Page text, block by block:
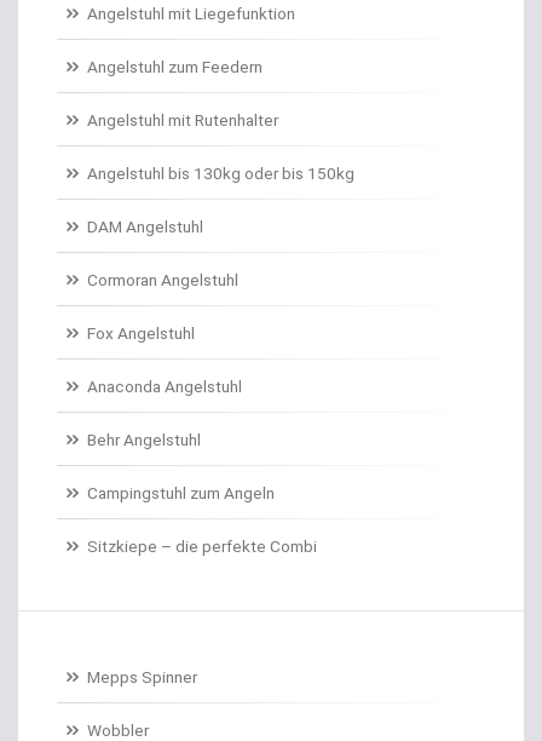
Angelschnur Waller
Angelschnur Zander/Barsch
Angelstühle
Angelstuhl Behr
Anti Tangle Booms
Assist Hooks
Auftriebskugeln
Auftriebssysteme für Köder
Baitcastrollen
Baitformer für Forellenteig
Angelstuhl mit Liegefunktion
Angelstuhl zum Feedern
Angelstuhl mit Rutenhalter
Angelstuhl bis 130kg oder bis 150kg
DAM Angelstuhl
Cormoran Angelstuhl
Fox Angelstuhl
Anaconda Angelstuhl
Behr Angelstuhl
Campingstuhl zum Angeln
Sitzkiepe – die perfekte Combi
Mepps Spinner
Wobbler